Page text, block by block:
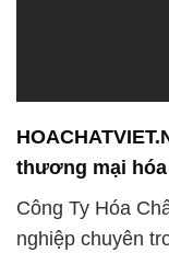
thương mại
Công Ty Hóa
nghiệp chuyên